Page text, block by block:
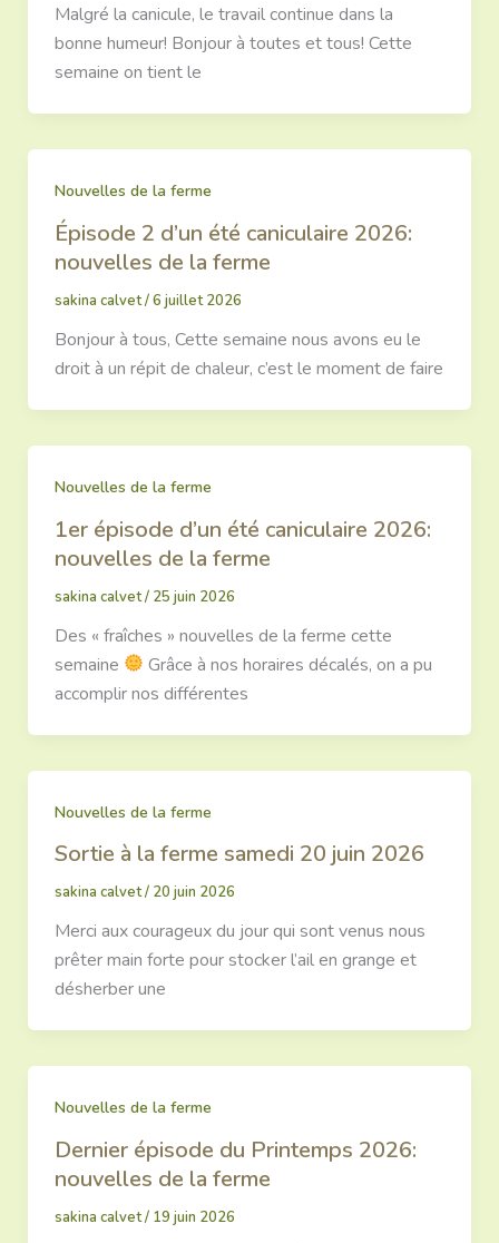
Malgré la canicule, le travail continue dans la
bonne humeur! Bonjour à toutes et tous! Cette
semaine on tient le
Nouvelles de la ferme
Épisode 2 d’un été caniculaire 2026:
nouvelles de la ferme
sakina calvet/6 juillet 2026
Bonjour à tous, Cette semaine nous avons eu le
droit à un répit de chaleur, c’est le moment de faire
Nouvelles de la ferme
1er épisode d’un été caniculaire 2026:
nouvelles de la ferme
sakina calvet/ 25 juin 2026
Des « fraîches » nouvelles de la ferme cette
semaine
Grâce à nos horaires décalés, on a pu
accomplir nos différentes
Nouvelles de la ferme
Sortie à la ferme samedi 20 juin 2026
sakina calvet/ 20 juin 2026
Merci aux courageux du jour qui sont venus nous
prêter main forte pour stocker l’ail en grange et
désherber une
Nouvelles de la ferme
Dernier épisode du Printemps 2026:
nouvelles de la ferme
sakina calvet/ 19 juin 2026